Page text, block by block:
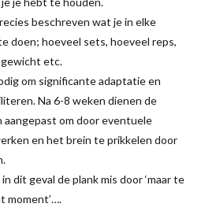
beschreven wat je in elke
doen; hoeveel sets, hoeveel reps,
etc.
om significante adaptatie en
Na 6-8 weken dienen de
om door eventuele
en het brein te prikkelen door
dit geval de plank mis door ‘maar te
moment’….